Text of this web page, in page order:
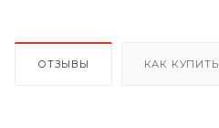
ОТЗЫВЫ КАК КУПИТЬ